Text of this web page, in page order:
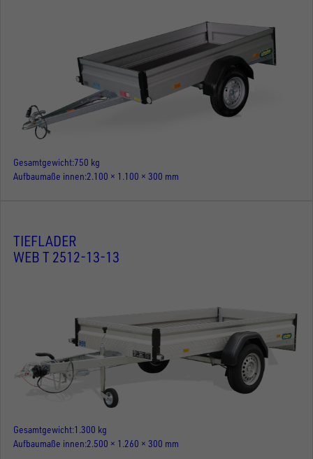
Gesamtgewicht 750 kg
Aufbaumaße innen 2.100 × 1.100 × 300 mm
TIEFLADER
WEB T 2512-13-13
Gesamtgewicht 1.300 kg
Aufbaumaße innen 2.500 × 1.260 × 300 mm